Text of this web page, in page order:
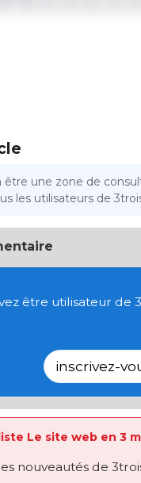
être une zone de
les utilisateurs de
être utilisateur de
inscrivez-
Le site web en 3
nouveautés de